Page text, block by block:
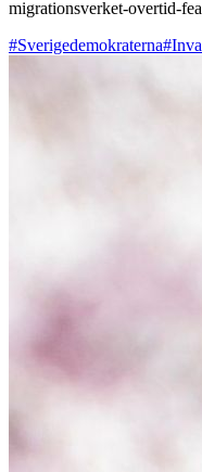
migrationsverket-overtid-
#Sverigedemokraterna